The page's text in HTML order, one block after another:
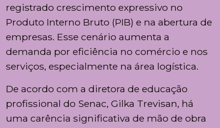
registrado crescimento expressivo no
Produto Interno Bruto (PIB) e na abertura de
empresas. Esse cenário aumenta a
demanda por eficiência no comércio e nos
serviços, especialmente na área logística.
De acordo com a diretora de educação
profissional do Senac, Gilka Trevisan, há
uma carência significativa de mão de obra